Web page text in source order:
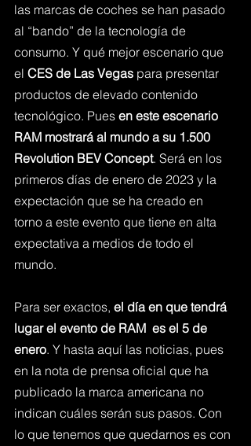
las marcas de coches se han pasado
al “bando” de la tecnología de
consumo. Y qué mejor escenario que
el CES de Las Vegas para presentar
productos de elevado contenido
tecnológico. Pues en este escenario
RAM mostrará al mundo a su 1.500
Revolution BEV Concept. Será en los
primeros días de enero de 2023 y la
expectación que se ha creado en
torno a este evento que tiene en alta
expectativa a medios de todo el
mundo.
Para ser exactos, el día en que tendrá
lugar el evento de RAM  es el 5 de
enero. Y hasta aquí las noticias, pues
en la nota de prensa oficial que ha
publicado la marca americana no
indican cuáles serán sus pasos. Con
lo que tenemos que quedarnos es con